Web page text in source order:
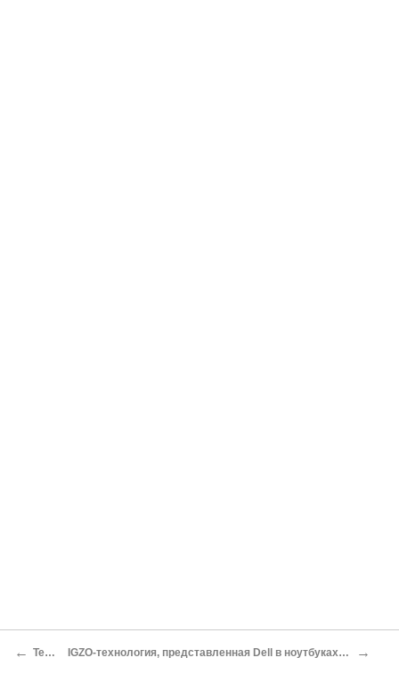
← Технологии IGZO-технология, представленная Dell в ноутбуках, может повысить и чёткость изображения, и продажи ИТ Михаил Ваннах →